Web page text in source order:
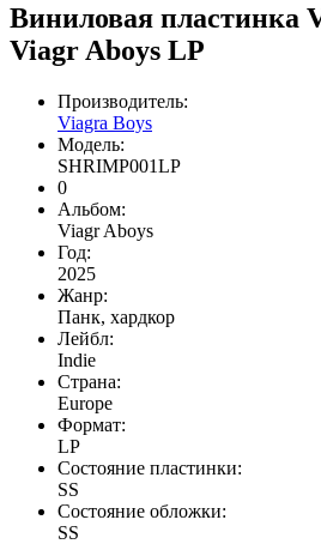
Виниловая пластинка
Viagr Aboys LP
Производитель:
Viagra Boys
Модель:
SHRIMP001LP
0
Альбом:
Viagr Aboys
Год:
2025
Жанр:
Панк, хардкор
Лейбл:
Indie
Страна:
Europe
Формат:
LP
Состояние пластинки:
SS
Состояние обложки:
SS